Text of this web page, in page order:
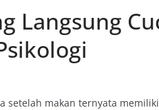
Langsung
setelah makan ternyata memiliki